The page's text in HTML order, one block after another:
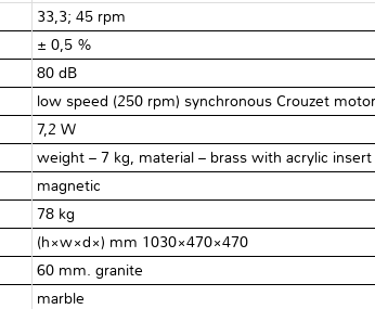
33,3; 45 rpm
± 0,5 %
80 dB
low speed (250 rpm) synchronous Crouzet
7,2 W
weight – 7 kg, material – brass with acrylic insert
magnetic
78 kg
(h×w×d×) mm 1030×470×470
60 mm. granite
marble